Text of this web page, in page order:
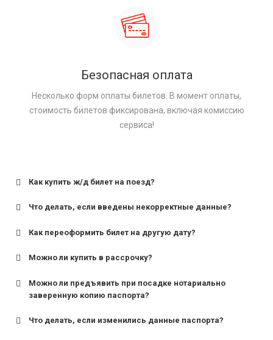
Безопасная оплата
Несколько форм оплаты билетов. В момент оплаты,
стоимость билетов фиксирована, включая комиссию
сервиса!
Как купить ж/д билет на поезд?
Что делать, если введены некорректные данные?
Как переоформить билет на другую дату?
Можно ли купить в рассрочку?
Можно ли предъявить при посадке нотариально
заверенную копию паспорта?
Что делать, если изменились данные паспорта?